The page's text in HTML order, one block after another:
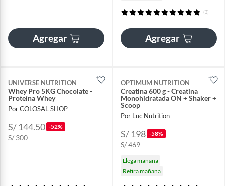
Agregar
(3)
Agregar
UNIVERSE NUTRITION
Whey Pro 5KG Chocolate -
Proteína Whey
Por COLOSAL SHOP
S/ 144.50 -52%
S/ 300
OPTIMUM NUTRITION
Creatina 600 g - Creatina
Monohidratada ON + Shaker +
Scoop
Por Luc Nutrition
S/ 198 -58%
S/ 469
Llega mañana
Retira mañana